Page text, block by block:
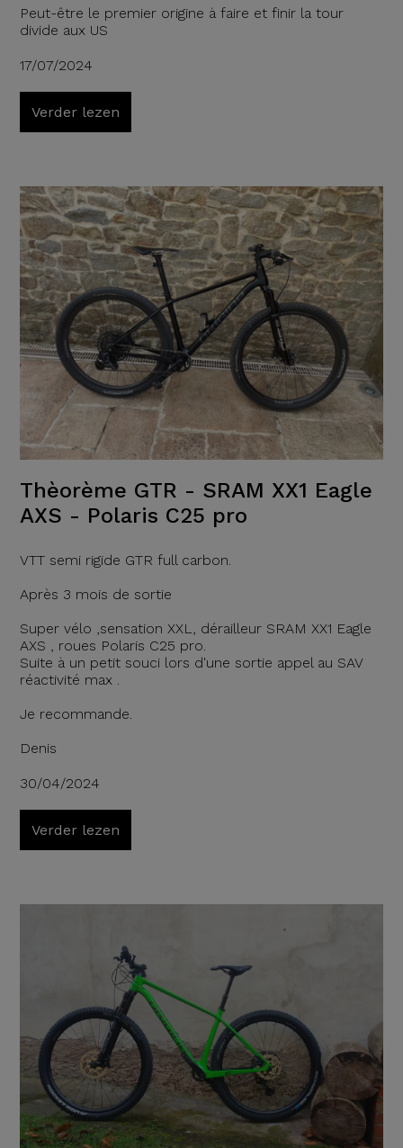
Peut-être le premier origine à faire et finir la tour
divide aux US
17/07/2024
Verder lezen
Thèorème GTR - SRAM XX1 Eagle
AXS - Polaris C25 pro
VTT semi rigide GTR full carbon.
Après 3 mois de sortie
Super vélo ,sensation XXL, dérailleur SRAM XX1 Eagle
AXS , roues Polaris C25 pro.
Suite à un petit souci lors d'une sortie appel au SAV
réactivité max .
Je recommande.
Denis
30/04/2024
Verder lezen